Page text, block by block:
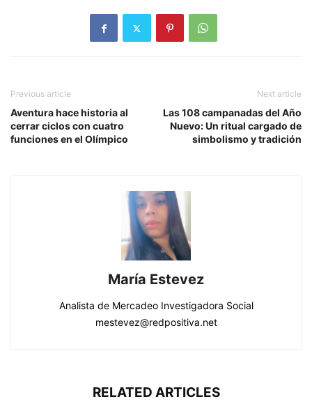
Previous article
Aventura hace historia al
cerrar ciclos con cuatro
funciones en el Olímpico
Next article
Las 108 campanadas del Año
Nuevo: Un ritual cargado de
simbolismo y tradición
María Estevez
Analista de Mercadeo Investigadora Social
mestevez@redpositiva.net
RELATED ARTICLES